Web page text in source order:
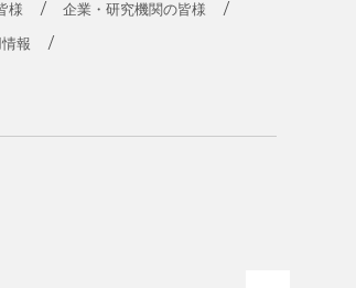
様 企業・研究機関の皆様
報